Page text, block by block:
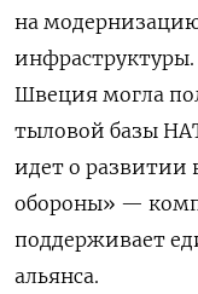
на
Швеция могла
тыловой базы
идет о развитии
обороны» —
поддерживает
альянса.